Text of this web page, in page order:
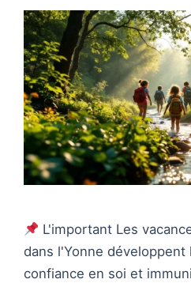
L'important Les
dans l'Yonne développent
confiance en soi et